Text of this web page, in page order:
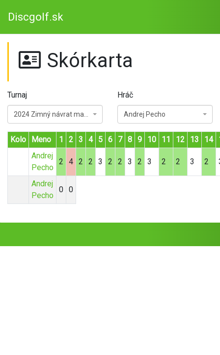
Discgolf.sk
Skórkarta
Turnaj Hráč
Andrej Pecho
Kolo Meno 1 2 3 4 5 6 7 8 9 10 11 12 13 14
Andrej
Pecho
2 4 2 2 3 2 2 3 2 3 2 2 3 2
Andrej
Pecho
0 0